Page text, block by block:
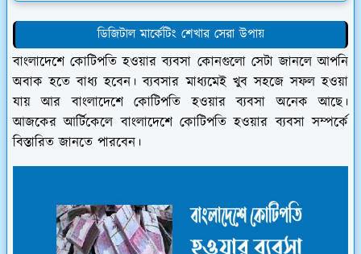
ডিজিটাল মার্কেটিং শেখার সেরা উপায়
বাংলাদেশে কোটিপতি হওয়ার ব্যবসা কোনগুলো সেটা জানলে আপনি
অবাক হতে বাধ্য হবেন। ব্যবসার মাধ্যমেই খুব সহজে সফল হওয়া
যায় আর বাংলাদেশে কোটিপতি হওয়ার ব্যবসা অনেক আছে।
আজকের আর্টিকেলে বাংলাদেশে কোটিপতি হওয়ার ব্যবসা সম্পর্কে
বিস্তারিত জানতে পারবেন।